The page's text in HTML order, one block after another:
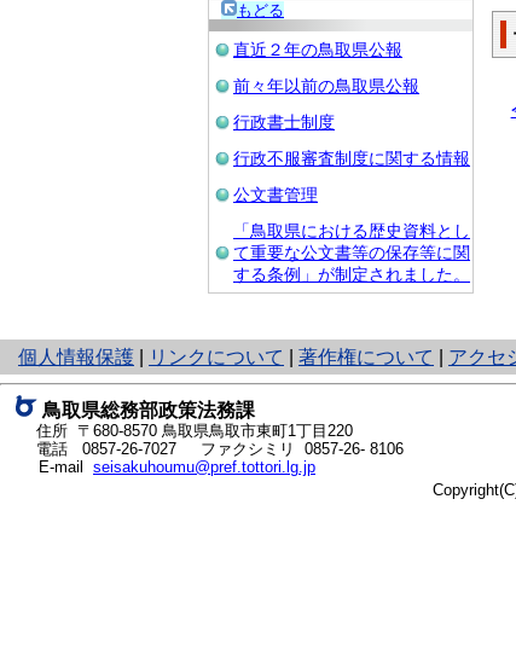
もどる
直近２年の鳥取県公報
前々年以前の鳥取県公報
行政書士制度
行政不服審査制度に関する情報
公文書管理
「鳥取県における歴史資料とし
て重要な公文書等の保存等に関
する条例」が制定されました。
個人情報保護
と
り
ネ
ッ
ト
へ
リンクについて 著作権について アクセ
鳥取県総務部政策法務課
住所 〒680-8570 鳥取県鳥取市東町1丁目220
電話 0857-26-7027
ファクシミリ 0857-26- 8106
E-mail seisakuhoumu@pref.tottori.lg.jp